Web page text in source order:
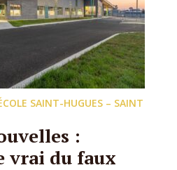
SAINT-HUGUES – SAINT
:
vrai du faux